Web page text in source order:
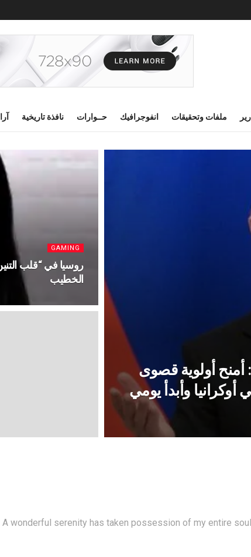
ملفات وتحقيقات انفوجرافيك حــوارات نافذة تاريخية
أمنح أولوية قصوى
وأبدأ يومي
GAMING
روسيا في “قلب
الخطيب
A wonderful serenity has taken possession of my entire